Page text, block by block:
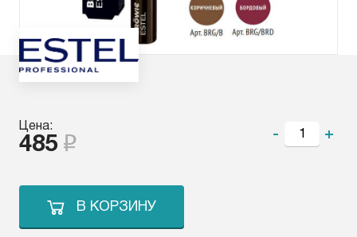
Цена:
485
- +
В КОРЗИНУ